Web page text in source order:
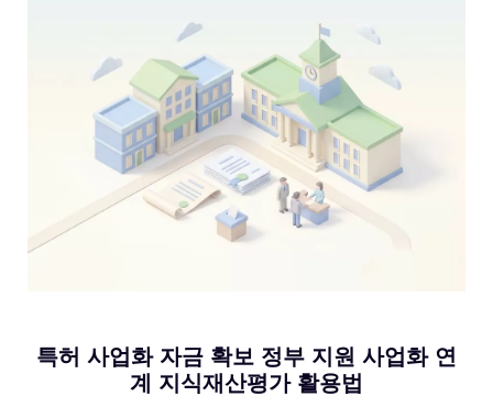
특허 사업화 자금 확보 정부 지원 사업화 연
계 지식재산평가 활용법